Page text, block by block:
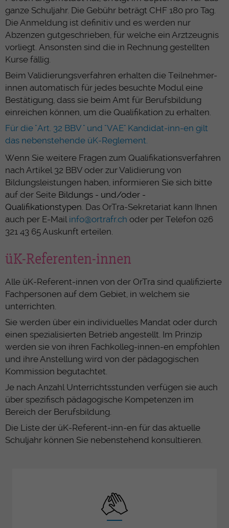
ganze Schuljahr. Die Gebühr beträgt CHF 180 pro Tag.
Die Anmeldung ist definitiv und es werden nur
Abzenzen gutgeschrieben, für welche ein Arztzeugnis
vorliegt. Ansonsten sind die in Rechnung gestellten
Kurse fällig.
Beim Validierungsverfahren erhalten die Teilnehmer-
innen automatisch für jedes besuchte Modul eine
Bestätigung, dass sie beim Amt für Berufsbildung
einreichen können, um die Qualifikation zu erhalten.
Für die "Art. 32 BBV " und "VAE" Kandidat-inn-en gilt
das nebenstehende üK-Reglement.
Wenn Sie weitere Fragen zum Qualifikationsverfahren
nach Artikel 32 BBV oder zur Validierung von
Bildungsleistungen haben, informieren Sie sich bitte
auf der Seite Bildungs - und/oder -
Qualifikationstypen. Das OrTra-Sekretariat kann Ihnen
auch per E-Mail info@ortrafr.ch oder per Telefon 026
321 43 65 Auskunft erteilen.
üK-Referenten-innen
Alle üK-Referent-innen von der OrTra sind qualifizierte
Fachpersonen auf dem Gebiet, in welchem sie
unterrichten.
Sie werden über ein individuelles Mandat oder durch
einen spezialisierten Betrieb angestellt. Im Prinzip
werden sie von ihren Fachkolleg-innen-en empfohlen
und ihre Anstellung wird von der pädagogischen
Kommission begutachtet.
Je nach Anzahl Unterrichtsstunden verfügen sie auch
über spezifisch pädagogische Kompetenzen im
Bereich der Berufsbildung.
Die Liste der üK-Referent-inn-en für das aktuelle
Schuljahr können Sie nebenstehend konsultieren.